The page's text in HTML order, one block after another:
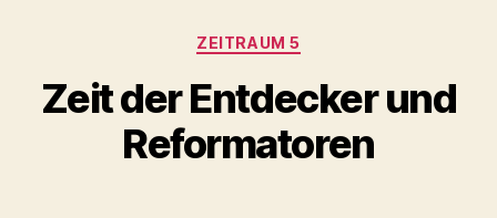
Kategorien
ZEITRAUM 5
Zeit der Entdecker und
Reformatoren